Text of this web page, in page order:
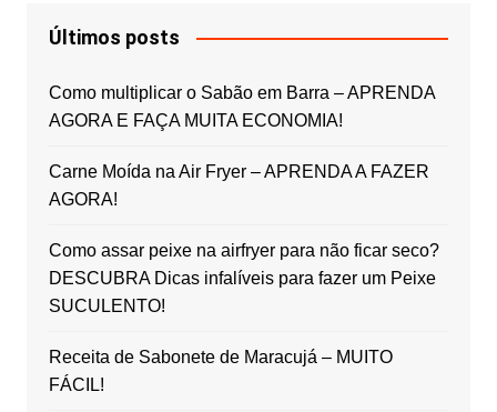
Últimos posts
Como multiplicar o Sabão em Barra – APRENDA
AGORA E FAÇA MUITA ECONOMIA!
Carne Moída na Air Fryer – APRENDA A FAZER
AGORA!
Como assar peixe na airfryer para não ficar seco?
DESCUBRA Dicas infalíveis para fazer um Peixe
SUCULENTO!
Receita de Sabonete de Maracujá – MUITO
FÁCIL!